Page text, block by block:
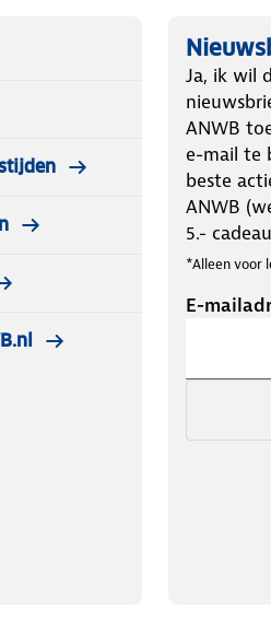
Ja, ik wil
ANWB
e-mail te
beste
ANWB
5.-
*Alleen voor
E-